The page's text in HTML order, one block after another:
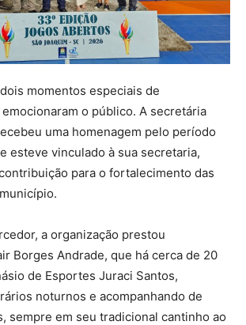
momentos especiais de
o público. A secretária
uma homenagem pelo período
esteve vinculado à sua secretaria,
para o fortalecimento das
a organização prestou
Borges Andrade, que há cerca de 20
de Esportes Juraci Santos,
noturnos e acompanhando de
sempre em seu tradicional cantinho ao